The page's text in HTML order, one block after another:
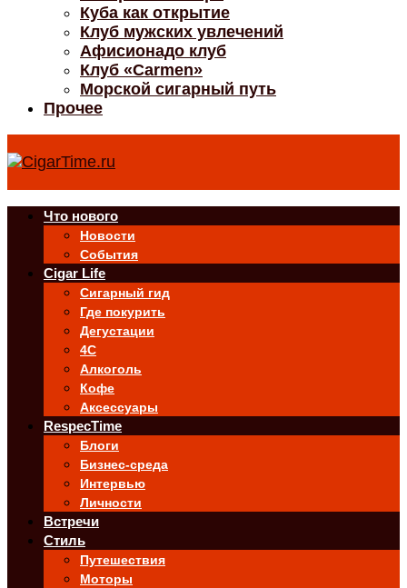
Куба как открытие
Клуб мужских увлечений
Афисионадо клуб
Клуб «Carmen»
Морской сигарный путь
Прочее
Что нового
Новости
События
Cigar Life
Сигарный гид
Где покурить
Дегустации
4C
Алкоголь
Кофе
Аксессуары
RespecTime
Блоги
Бизнес-среда
Интервью
Личности
Встречи
Стиль
Путешествия
Моторы